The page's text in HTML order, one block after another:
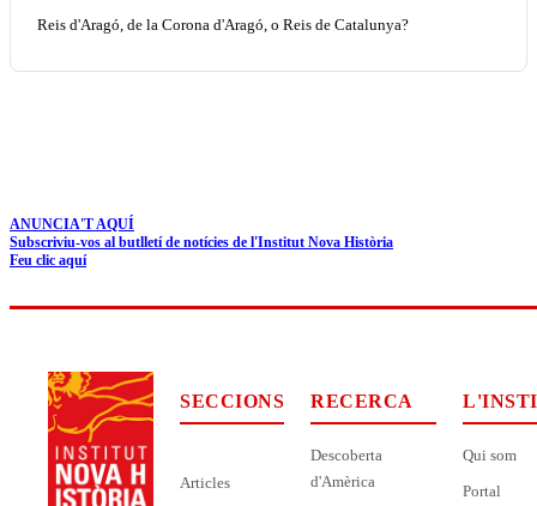
Reis d'Aragó, de la Corona d'Aragó, o Reis de Catalunya?
ANUNCIA'T AQUÍ
Subscriviu-vos al butlletí de notícies de l'Institut Nova Història
Feu clic aquí
SECCIONS
Articles
RECERCA
Descoberta
d'Amèrica
Qui som
Portal